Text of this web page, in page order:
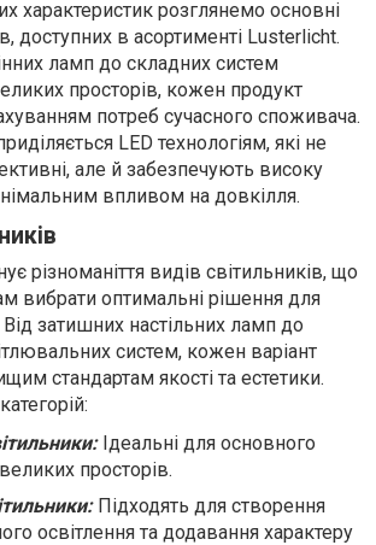
характеристик розглянемо основні
доступних в асортименті Lusterlicht.
ламп до складних систем
просторів, кожен продукт
потреб сучасного споживача.
LED технологіям, які не
але й забезпечують високу
впливом на довкілля.
різноманіття видів світильників, що
вибрати оптимальні рішення для
затишних настільних ламп до
систем, кожен варіант
стандартам якості та естетики.
Ідеальні для основного
просторів.
Підходять для створення
освітлення та додавання характеру